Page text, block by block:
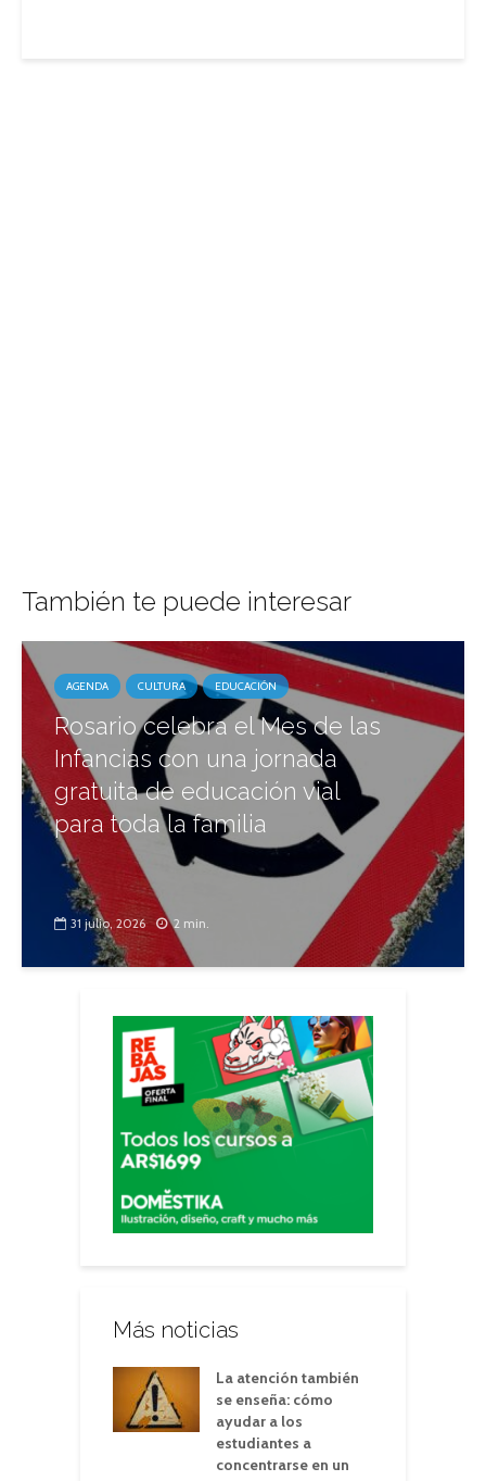
También te puede interesar
AGENDA CULTURA EDUCACIÓN
Rosario celebra el Mes de las
Infancias con una jornada
gratuita de educación vial
para toda la familia
31 julio, 2026 2 min.
Más noticias
La atención también
se enseña: cómo
ayudar a los
estudiantes a
concentrarse en un